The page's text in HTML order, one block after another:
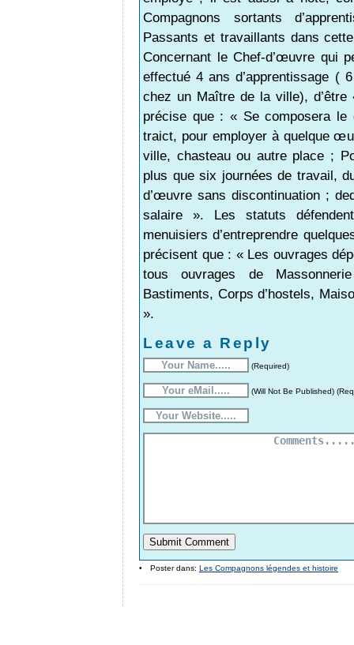
Compagnons sortants
Passants et travaillants dans
Concernant le Chef-d’œuvre qui
effectué 4 ans d’apprentissage (
chez un Maître de la ville),
précise que : « Se composera le
traict, pour employer à quelque
ville, chasteau ou autre place ;
plus que six journées de travail,
d’œuvre sans discontinuation ;
salaire ». Les statuts
menuisiers d’entreprendre
précisent que : « Les ouvrages
tous ouvrages de
Bastiments, Corps d’hostels,
».
Leave a Reply
(Required)
(Will Not Be Published)
• Poster dans: Les Compagnons légendes et histoire